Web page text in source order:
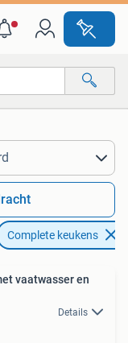
Complete keukens
vaatwasser en
Details